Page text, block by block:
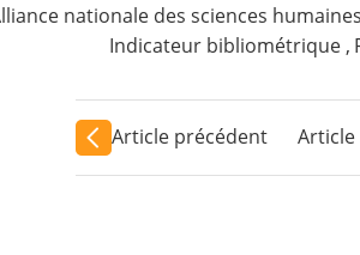
nationale des sciences
Indicateur bibliométrique ,
Article précédent